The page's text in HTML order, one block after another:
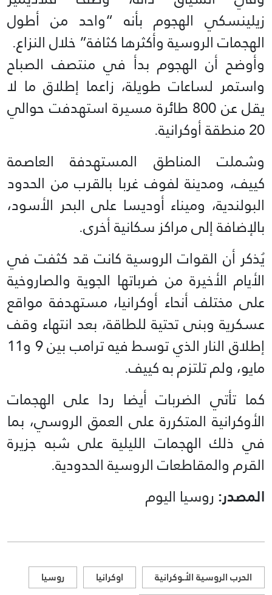
زيلينسكي الهجوم بأنه “واحد من أطول
الهجمات الروسية وأكثرها كثافة” خلال النزاع.
وأوضح أن الهجوم بدأ في منتصف الصباح
واستمر لساعات طويلة، زاعما إطلاق ما لا
يقل عن 800 طائرة مسيرة استهدفت حوالي
20 منطقة أوكرانية.
وشملت المناطق المستهدفة العاصمة
كييف، ومدينة لفوف غربا بالقرب من الحدود
البولندية، وميناء أوديسا على البحر الأسود،
بالإضافة إلى مراكز سكانية أخرى.
يُذكر أن القوات الروسية كانت قد كثفت في
الأيام الأخيرة من ضرباتها الجوية والصاروخية
على مختلف أنحاء أوكرانيا، مستهدفة مواقع
عسكرية وبنى تحتية للطاقة، بعد انتهاء وقف
إطلاق النار الذي توسط فيه ترامب بين 9 و11
مايو، ولم تلتزم به كييف.
كما تأتي الضربات أيضا ردا على الهجمات
الأوكرانية المتكررة على العمق الروسي، بما
في ذلك الهجمات الليلية على شبه جزيرة
القرم والمقاطعات الروسية الحدودية.
المصدر: روسيا اليوم
الحرب الروسية الأـوكرانية اوكرانيا
روسيا